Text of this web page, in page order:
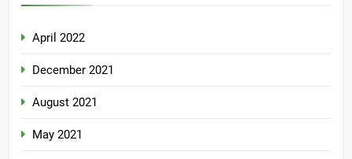
April 2022
December 2021
August 2021
May 2021